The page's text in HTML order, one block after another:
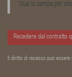
Qua la zampa pet
Recedere dal contratto
Il diritto di recesso può